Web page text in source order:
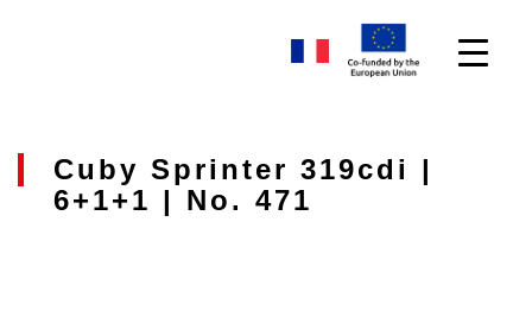
Cuby Sprinter 319cdi |
6+1+1 | No. 471